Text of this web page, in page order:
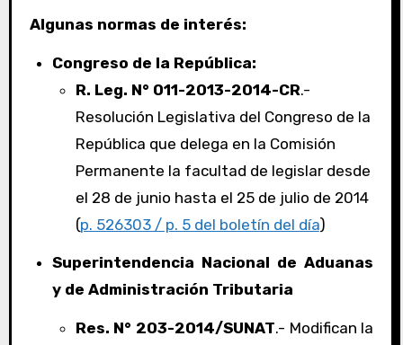
Algunas normas de interés:
Congreso de la República:
R. Leg. N° 011-2013-2014-CR.-
Resolución Legislativa del Congreso de la
República que delega en la Comisión
Permanente la facultad de legislar desde
el 28 de junio hasta el 25 de julio de 2014
(p. 526303 / p. 5 del boletín del día)
Superintendencia Nacional de Aduanas
y de Administración Tributaria
Res. N° 203-2014/SUNAT.- Modifican la